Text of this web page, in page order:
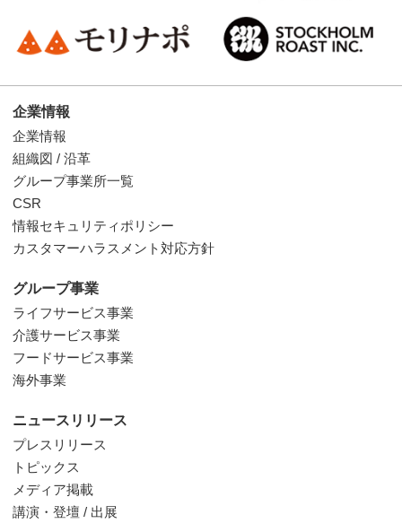
企業情報
企業情報
組織図 / 沿革
グループ事業所一覧
CSR
情報セキュリティポリシー
カスタマーハラスメント対応方針
グループ事業
ライフサービス事業
介護サービス事業
フードサービス事業
海外事業
ニュースリリース
プレスリリース
トピックス
メディア掲載
講演・登壇 / 出展